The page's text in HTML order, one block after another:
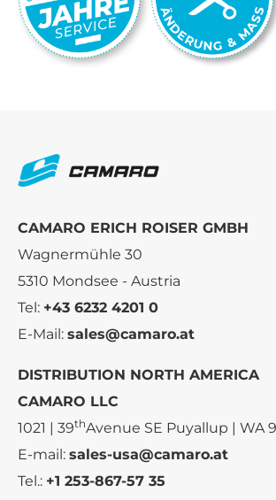
CAMARO ERICH ROISER GMBH
Wagnermühle 30
5310 Mondsee - Austria
Tel: +43 6232 4201 0
E-Mail: sales@camaro.at
DISTRIBUTION NORTH AMERICA
CAMARO LLC
1021 | 39thAvenue SE Puyallup | WA
E-mail: sales-usa@camaro.at
Tel.: +1 253-867-57 35